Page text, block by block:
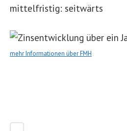
mittelfristig: seitwärts
mehr Informationen über FMH